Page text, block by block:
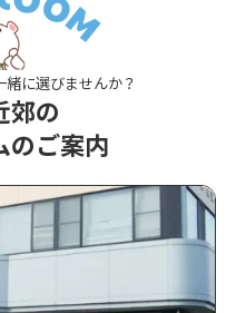
に選びませんか？
郊の
のご案内